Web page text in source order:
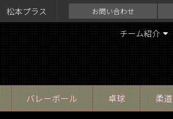
松本プラス お問い合わせ
チーム紹介
バレーボール 卓球 柔道